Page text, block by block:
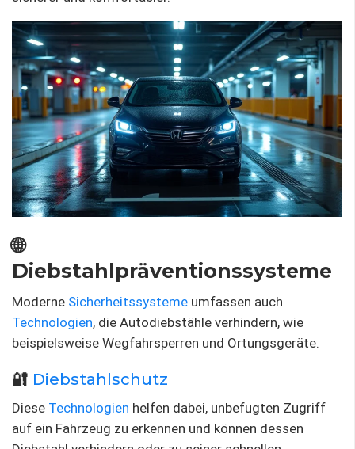
🌐
Diebstahlpräventionssysteme
Moderne Sicherheitssysteme umfassen auch
Technologien, die Autodiebstähle verhindern, wie
beispielsweise Wegfahrsperren und Ortungsgeräte.
🔐 Diebstahlschutz
Diese Technologien helfen dabei, unbefugten Zugriff
auf ein Fahrzeug zu erkennen und können dessen